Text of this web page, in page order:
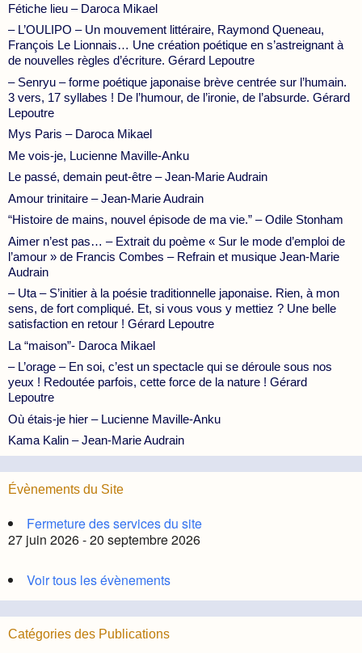
Fétiche lieu – Daroca Mikael
– L’OULIPO – Un mouvement littéraire, Raymond Queneau,
François Le Lionnais… Une création poétique en s’astreignant à
de nouvelles règles d’écriture. Gérard Lepoutre
– Senryu – forme poétique japonaise brève centrée sur l’humain.
3 vers, 17 syllabes ! De l’humour, de l’ironie, de l’absurde. Gérard
Lepoutre
Mys Paris – Daroca Mikael
Me vois-je, Lucienne Maville-Anku
Le passé, demain peut-être – Jean-Marie Audrain
Amour trinitaire – Jean-Marie Audrain
“Histoire de mains, nouvel épisode de ma vie.” – Odile Stonham
Aimer n’est pas… – Extrait du poème « Sur le mode d’emploi de
l’amour » de Francis Combes – Refrain et musique Jean-Marie
Audrain
– Uta – S’initier à la poésie traditionnelle japonaise. Rien, à mon
sens, de fort compliqué. Et, si vous vous y mettiez ? Une belle
satisfaction en retour ! Gérard Lepoutre
La “maison”- Daroca Mikael
– L’orage – En soi, c’est un spectacle qui se déroule sous nos
yeux ! Redoutée parfois, cette force de la nature ! Gérard
Lepoutre
Où étais-je hier – Lucienne Maville-Anku
Kama Kalin – Jean-Marie Audrain
Évènements du Site
Fermeture des services du site
27 juin 2026 - 20 septembre 2026
Voir tous les évènements
Catégories des Publications